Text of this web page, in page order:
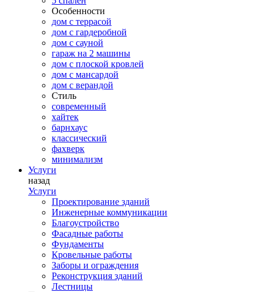
Особенности
дом с террасой
дом с гардеробной
дом с сауной
гараж на 2 машины
дом с плоской кровлей
дом с мансардой
дом с верандой
Стиль
современный
хайтек
барнхаус
классический
фахверк
минимализм
Услуги
назад
Услуги
Проектирование зданий
Инженерные коммуникации
Благоустройство
Фасадные работы
Фундаменты
Кровельные работы
Заборы и ограждения
Реконструкция зданий
Лестницы